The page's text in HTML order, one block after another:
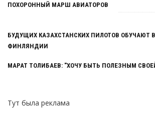
ПОХОРОННЫЙ МАРШ АВИАТОРОВ
БУДУЩИХ КАЗАХСТАНСКИХ ПИЛОТОВ ОБУЧАЮТ В
ФИНЛЯНДИИ
МАРАТ ТОЛИБАЕВ: "ХОЧУ БЫТЬ ПОЛЕЗНЫМ
Тут была реклама